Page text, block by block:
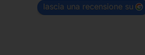
lascia una recensione su